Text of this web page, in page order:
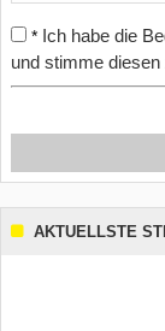
* Ich habe die
und stimme diesen
AKTUELLSTE